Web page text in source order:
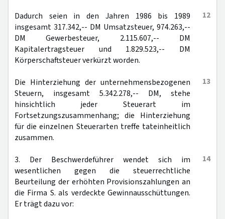
12
Dadurch seien in den Jahren 1986 bis 1989
insgesamt 317.342,-- DM Umsatzsteuer, 974.263,--
DM Gewerbesteuer, 2.115.607,-- DM
Kapitalertragsteuer und 1.829.523,-- DM
Körperschaftsteuer verkürzt worden.
13
Die Hinterziehung der unternehmensbezogenen
Steuern, insgesamt 5.342.278,-- DM, stehe
hinsichtlich jeder Steuerart im
Fortsetzungszusammenhang; die Hinterziehung
für die einzelnen Steuerarten treffe tateinheitlich
zusammen.
14
3. Der Beschwerdeführer wendet sich im
wesentlichen gegen die steuerrechtliche
Beurteilung der erhöhten Provisionszahlungen an
die Firma S. als verdeckte Gewinnausschüttungen.
Er trägt dazu vor: